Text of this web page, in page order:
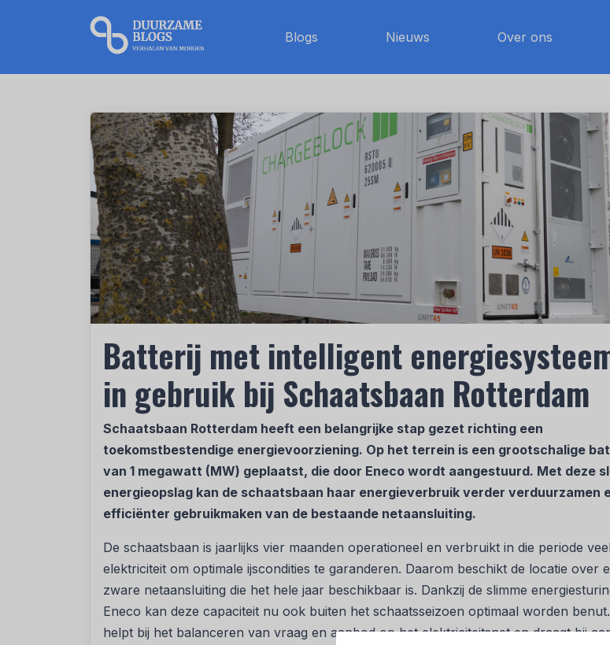
Blogs Nieuws Over ons
Batterij met intelligent
in gebruik bij Schaatsbaan Rotterdam
Schaatsbaan Rotterdam heeft een belangrijke stap gezet richting een
toekomstbestendige energievoorziening. Op het terrein is een grootschalige
van 1 megawatt (MW) geplaatst, die door Eneco wordt aangestuurd. Met deze
energieopslag kan de schaatsbaan haar energieverbruik verder verduurzamen
efficiënter gebruikmaken van de bestaande netaansluiting.
De schaatsbaan is jaarlijks vier maanden operationeel en verbruikt in die periode veel
elektriciteit om optimale ijscondities te garanderen. Daarom beschikt de locatie over
zware netaansluiting die het hele jaar beschikbaar is. Dankzij de slimme
Eneco kan deze capaciteit nu ook buiten het schaatsseizoen optimaal worden
helpt bij het balanceren van vraag en aanbod op het elektriciteitsnet en draagt bij